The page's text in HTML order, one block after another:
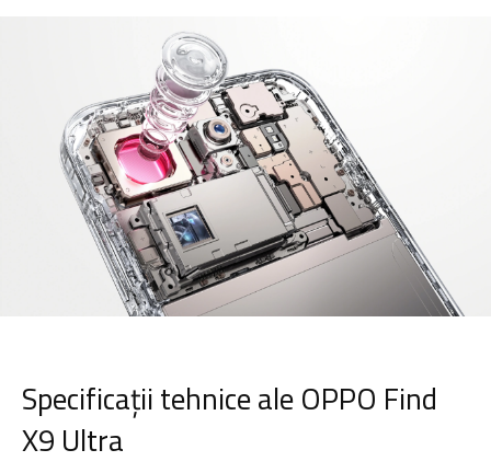
Specificații tehnice ale OPPO Find
X9 Ultra